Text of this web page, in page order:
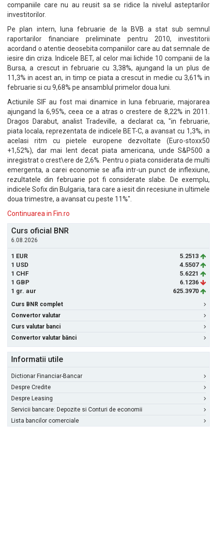
companiile care nu au reusit sa se ridice la nivelul asteptarilor
investitorilor.
Pe plan intern, luna februarie de la BVB a stat sub semnul
raportarilor financiare preliminate pentru 2010, investitorii
acordand o atentie deosebita companiilor care au dat semnale de
iesire din criza. Indicele BET, al celor mai lichide 10 companii de la
Bursa, a crescut in februarie cu 3,38%, ajungand la un plus de
11,3% in acest an, in timp ce piata a crescut in medie cu 3,61% in
februarie si cu 9,68% pe ansamblul primelor doua luni.
Actiunile SIF au fost mai dinamice in luna februarie, majorarea
ajungand la 6,95%, ceea ce a atras o crestere de 8,22% in 2011.
Dragos Darabut, analist Tradeville, a declarat ca, "in februarie,
piata locala, reprezentata de indicele BET-C, a avansat cu 1,3%, in
acelasi ritm cu pietele europene dezvoltate (Euro-stoxx50
+1,52%), dar mai lent decat piata americana, unde S&P500 a
inregistrat o crest\ere de 2,6%. Pentru o piata considerata de multi
emergenta, a carei economie se afla intr-un punct de inflexiune,
rezultatele din februarie pot fi considerate slabe. De exemplu,
indicele Sofix din Bulgaria, tara care a iesit din recesiune in ultimele
doua trimestre, a avansat cu peste 11%".
Continuarea in Fin.ro
Curs oficial BNR
6.08.2026
1 EUR
5.2513
1 USD
4.5507
1 CHF
5.6221
1 GBP
6.1236
1 gr. aur
625.3970
Curs BNR complet
Convertor valutar
Curs valutar banci
Convertor valutar bănci
Informatii utile
Dictionar Financiar-Bancar
Despre Credite
Despre Leasing
Servicii bancare: Depozite si Conturi de economii
Lista bancilor comerciale